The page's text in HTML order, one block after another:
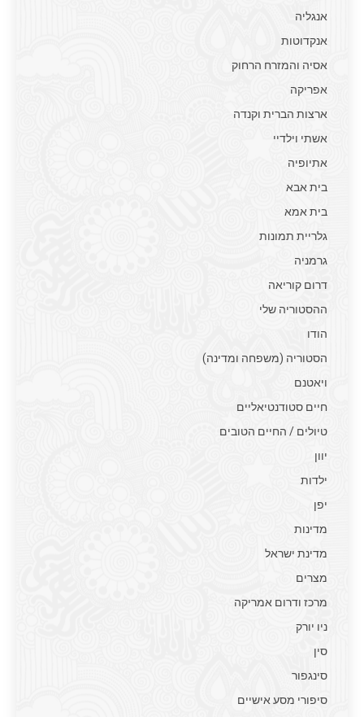
אנגליה
אנקדוטות
אסיה והמזרח הרחוק
אפריקה
ארצות הברית וקנדה
אשתי וילדיי
אתיופיה
בית אבא
בית אמא
גלריית תמונות
גרמניה
דרום קוריאה
ההסטוריה שלי
הודו
הסטוריה (משפחה ומדינה)
ויאטנם
חיים סטודנטיאליים
טיולים / החיים הטובים
יוון
ילדות
יפן
מדינות
מדינת ישראל
מצרים
מרכז ודרום אמריקה
ניו יורק
סין
סינגפור
סיפורי מסע אישיים